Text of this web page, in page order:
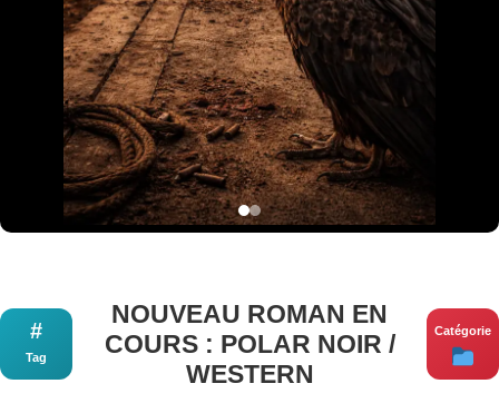
#
Tag
NOUVEAU ROMAN EN
COURS : POLAR NOIR /
WESTERN
Catégorie